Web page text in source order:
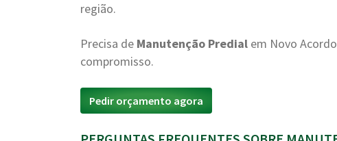
região.
Precisa de Manutenção Predial em Novo
compromisso.
Pedir orçamento agora